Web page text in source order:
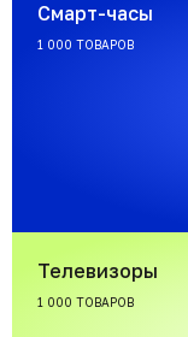
Смарт-часы
1 000 ТОВАРОВ
Телевизоры
1 000 ТОВАРОВ